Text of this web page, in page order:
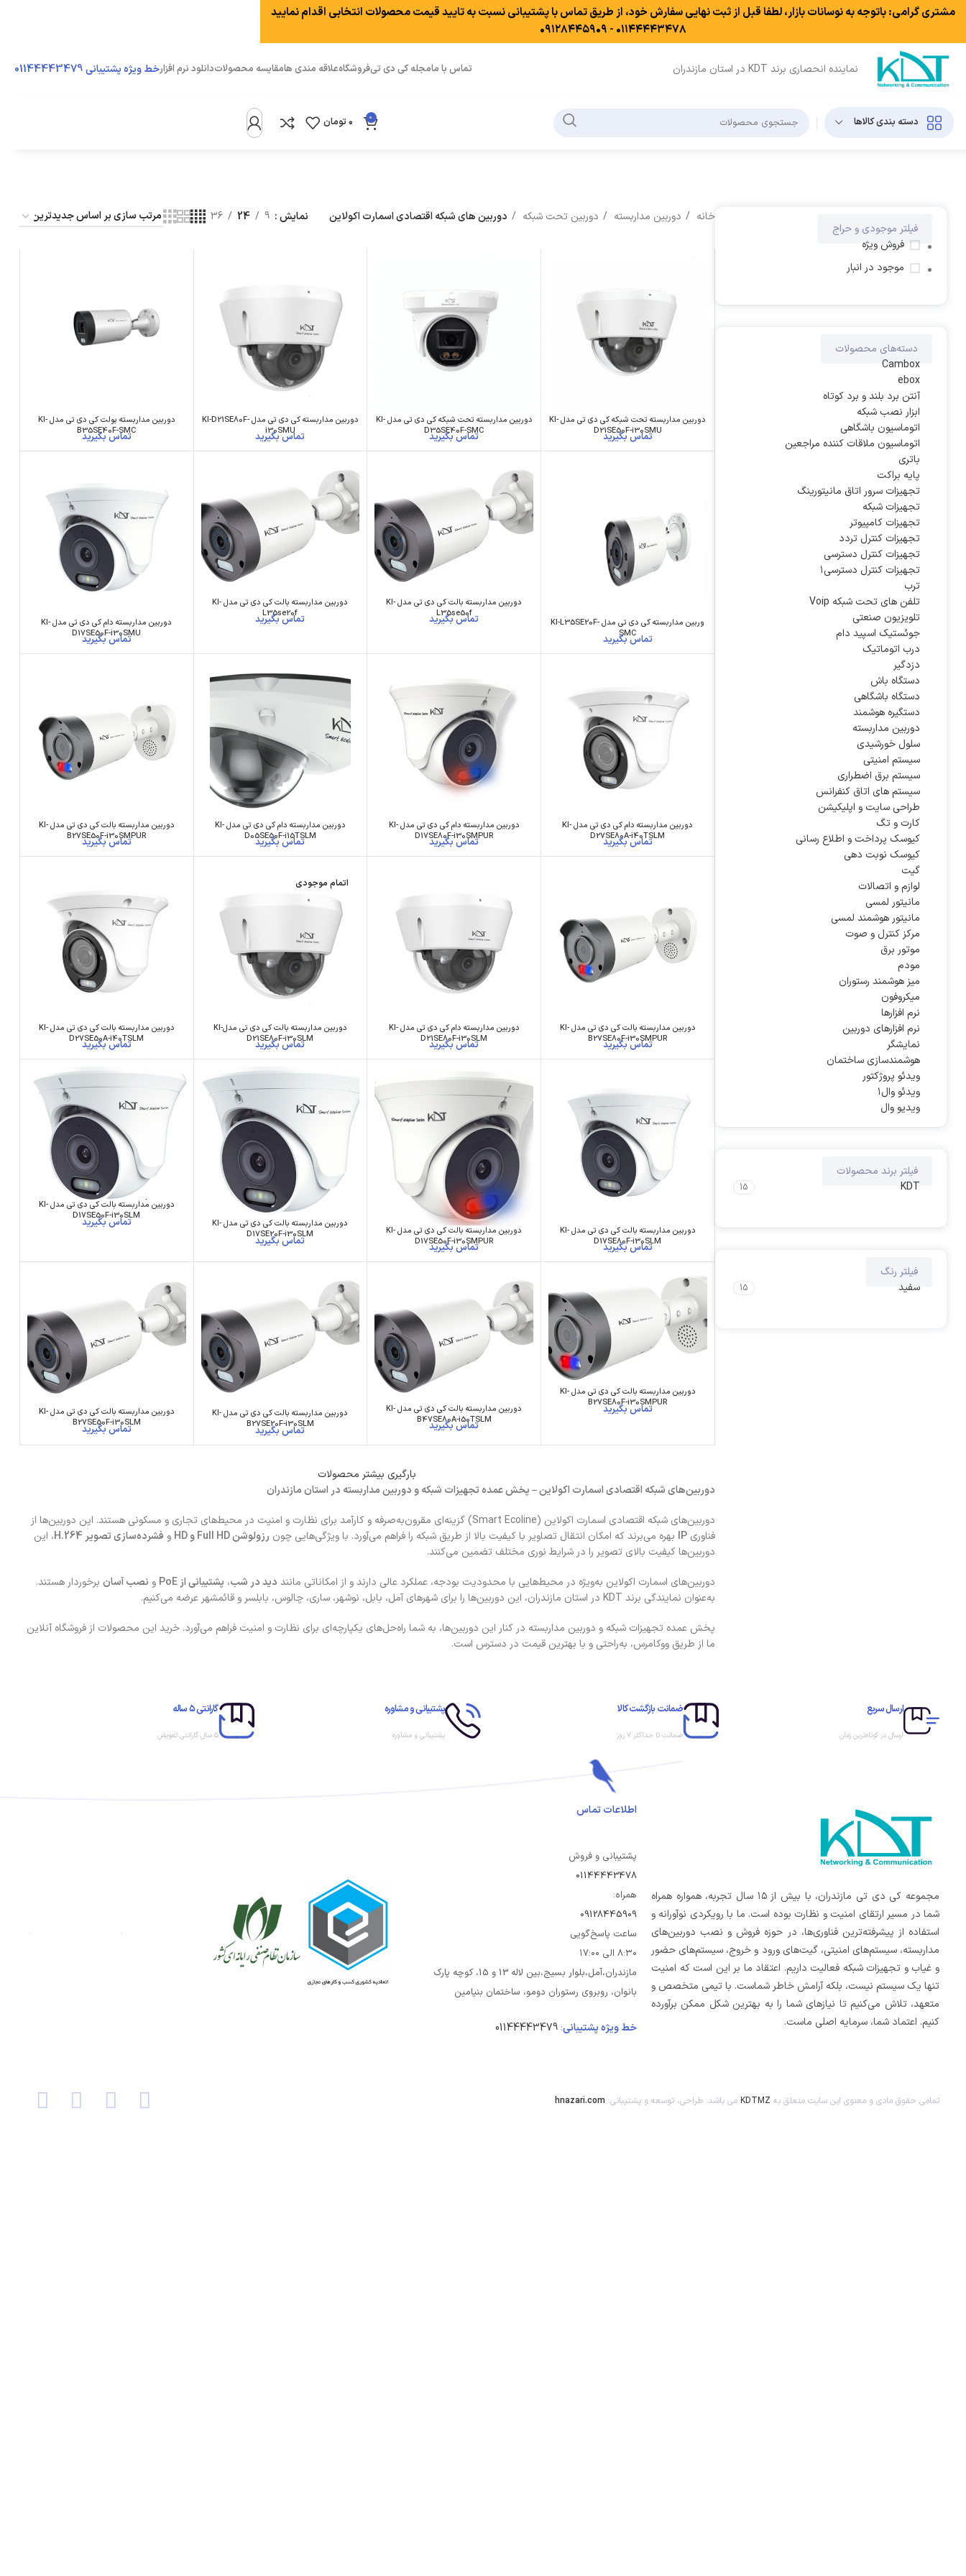
نماینده انحصاری برند KDT در استان مازندران تماس با مامجله کی دی تیفروشگاهعلاقه مندی هامقایسه محصولاتدانلود نرم افزارخط ویژه پشتیبانی01144443479
دسته بندی کالاها 0 ۰ تومان
فیلتر موجودی و حراج
فروش ویژه
موجود در انبار
دسته‌های محصولات
Cambox
ebox
آنتن برد بلند و برد کوتاه
ابزار نصب شبکه
اتوماسیون باشگاهی
اتوماسیون ملاقات کننده مراجعین
باتری
پایه براکت
تجهیزات سرور اتاق مانیتورینگ
تجهیزات شبکه
تجهیزات کامپیوتر
تجهیزات کنترل تردد
تجهیزات کنترل دسترسی
تجهیزات کنترل دسترسی۱
ترب
تلفن های تحت شبکه Voip
تلویزیون صنعتی
جوئستیک اسپید دام
درب اتوماتیک
دزدگیر
دستگاه باش
دستگاه باشگاهی
دستگیره هوشمند
دوربین مداربسته
سلول خورشیدی
سیستم امنیتی
سیستم برق اضطراری
سیستم های اتاق کنفرانس
طراحی سایت و اپلیکیشن
کارت و تگ
کیوسک پرداخت و اطلاع رسانی
کیوسک نوبت دهی
گیت
لوازم و اتصالات
مانیتور لمسی
مانیتور هوشمند لمسی
مرکز کنترل و صوت
موتور برق
مودم
میز هوشمند رستوران
میکروفون
نرم افزارها
نرم افزارهای دوربین
نمایشگر
هوشمندسازی ساختمان
ویدئو پروژکتور
ویدئو وال۱
ویدیو وال
فیلتر برند محصولات
KDT
15
فیلتر رنگ
سفید
15
خانه دوربین مداربسته دوربین تحت شبکه دوربین های شبکه اقتصادی اسمارت اکولاین نمایش 9
24
36
دوربین مداربسته تحت شبکه کی دی تی مدل KI-
D21SE50F-i30SMU
دوربین مداربسته تحت شبکه کی دی تی مدل KI-
D35SE40F-SMC
دوربین مداربسته کی دی تی مدل KI-D21SE80F-
i30SMU
دوربین مداربسته بولت کی دی تی مدل KI-
B35SE40F-SMC
وربین مداربسته کی دی تی مدل KI-L35SE20F-
SMC
دوربین مداربسته بالت کی دی تی مدل KI-
L35se50f
دوربین مداربسته بالت کی دی تی مدل KI-
L35se20f
دوربین مداربسته دام کی دی تی مدل KI-
D17SE50F-i30SMU
دوربین مداربسته دام کی دی تی مدل KI-
D27SE80A-i40TSLM
دوربین مداربسته دام کی دی تی مدل KI-
D17SE80F-i30SMPUR
دوربین مداربسته دام کی دی تی مدل KI-
D05SE50F-i15TSLM
دوربین مداربسته بالت کی دی تی مدل KI-
B27SE50F-i30SMPUR
دوربین مداربسته بالت کی دی تی مدل KI-
B27SE80F-i30SMPUR
دوربین مداربسته دام کی دی تی مدل KI-
D21SE80F-i30SLM
اتمام موجودی
دوربین مداربسته بالت کی دی تی مدلKI-
D21SE80F-i30SLM
دوربین مداربسته بالت کی دی تی مدل KI-
D27SE50A-i40TSLM
دوربین مداربسته بالت کی دی تی مدل KI-
D17SE80F-i30SLM
دوربین مداربسته بالت کی دی تی مدل KI-
D17SE50F-i30SMPUR
دوربین مداربسته بالت کی دی تی مدل KI-
D17SE20F-i30SLM
دوربین مداربسته بالت کی دی تی مدل KI-
D17SE50F-i30SLM
دوربین مداربسته بالت کی دی تی مدل KI-
B27SE80F-i30SMPUR
دوربین مداربسته بالت کی دی تی مدل KI-
B47SE80A-i50TSLM
دوربین مداربسته بالت کی دی تی مدل KI-
B27SE20F-i30SLM
دوربین مداربسته بالت کی دی تی مدل KI-
B27SE50F-i30SLM
بارگیری بیشتر محصولات
دوربین‌های شبکه اقتصادی اسمارت اکولاین – پخش عمده تجهیزات شبکه و دوربین مداربسته در استان مازندران
دوربین‌های شبکه اقتصادی اسمارت اکولاین (Smart Ecoline) گزینه‌ای مقرون‌به‌صرفه و کارآمد برای نظارت و امنیت در محیط‌های تجاری و مسکونی هستند. این دوربین‌ها از
فناوریIP بهره می‌برند که امکان انتقال تصاویر با کیفیت بالا از طریق شبکه را فراهم می‌آورد. با ویژگی‌هایی چون رزولوشن Full HD و HD و فشرده‌سازی تصویر H.264
، این
دوربین‌ها کیفیت بالای تصویر را در شرایط نوری مختلف تضمین می‌کنند.
دوربین‌های اسمارت اکولاین به‌ویژه در محیط‌هایی با محدودیت بودجه، عملکرد عالی دارند و از امکاناتی مانند دید در شب، پشتیبانی از PoE و نصب آسان برخوردار هستند.
به‌عنوان نمایندگی برند KDT در استان مازندران، این دوربین‌ها را برای شهرهای آمل، بابل، نوشهر، ساری، چالوس، بابلسر و قائمشهر عرضه می‌کنیم.
پخش عمده تجهیزات شبکه و دوربین مداربسته در کنار این دوربین‌ها، به شما راه‌حل‌های یکپارچه‌ای برای نظارت و امنیت فراهم می‌آورد. خرید این محصولات از فروشگاه آنلاین
ما از طریق ووکامرس، به‌راحتی و با بهترین قیمت در دسترس است.
ارسال سریع
ارسال در کوتاه‌ترین زمان
ضمانت بازگشت کالا
ضمانت تا حداکثر ۷ روز
پشتیبانی و مشاوره
پشتیبانی و مشاوره
گارانتی ۵ ساله
۵ سال گارانتی تعویض
مجموعه کی دی تی مازندران، با بیش از ۱۵ سال تجربه، همواره همراه
شما در مسیر ارتقای امنیت و نظارت بوده است. ما با رویکردی نوآورانه و
استفاده از پیشرفته‌ترین فناوری‌ها، در حوزه فروش و نصب دوربین‌های
مداربسته، سیستم‌های امنیتی، گیت‌های ورود و خروج، سیستم‌های حضور
و غیاب و تجهیزات شبکه فعالیت داریم. اعتقاد ما بر این است که امنیت
تنها یک سیستم نیست، بلکه آرامش خاطر شماست. با تیمی متخصص و
متعهد، تلاش می‌کنیم تا نیازهای شما را به بهترین شکل ممکن برآورده
کنیم. اعتماد شما، سرمایه اصلی ماست.
اطلاعات تماس
پشتیبانی و فروش
01144443478
همراه:
09128445909
ساعت پاسخ‌گویی
۸:۳۰ الی ۱۷:۰۰
مازندران،آمل،بلوار بسیج،بین لاله 13 و 15، کوچه پارک
بانوان، روبروی رستوران دومو، ساختمان بنیامین
خط ویژه پشتیبانی:
01144443479
تمامی حقوق مادی و معنوی این سایت متعلق به KDTMZ می باشد. طراحی، توسعه و پشتیبانی: hnazari.com
مشتری گرامی: باتوجه به نوسانات بازار، لطفا قبل از ثبت نهایی سفارش خود، از طریق تماس با پشتیبانی نسبت به تایید قیمت محصولات انتخابی اقدام نمایید
۰۱۱۴۴۴۴۳۴۷۸ - ۰۹۱۲۸۴۴۵۹۰۹